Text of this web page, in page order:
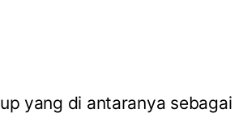
yang di antaranya sebagai